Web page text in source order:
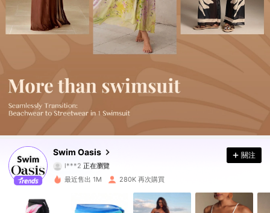
Swim Oasis
4.92 391K 追蹤者
4.92 391K 追蹤者
l***2 正在瀏覽
4.92
391K 追蹤者
關注
最近售出 1M 280K 再次購買